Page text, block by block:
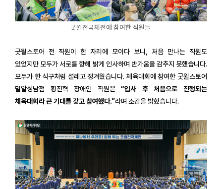
굿윌전국체전에 참여한 직원들
굿윌스토어 전 직원이 한 자리에 모이다 보니, 처음 만나는 직원도
있었지만 모두가 서로를 향해 밝게 인사하며 반가움을 감추지 못했습니다.
모두가 한 식구처럼 설레고 정겨웠습니다. 체육대회에 참여한 굿윌스토어
밀알성남점 황진혁 장애인 직원은“입사 후 처음으로 진행되는
체육대회라 큰 기대를 갖고 참여했다.”라며 소감을 밝혔습니다.